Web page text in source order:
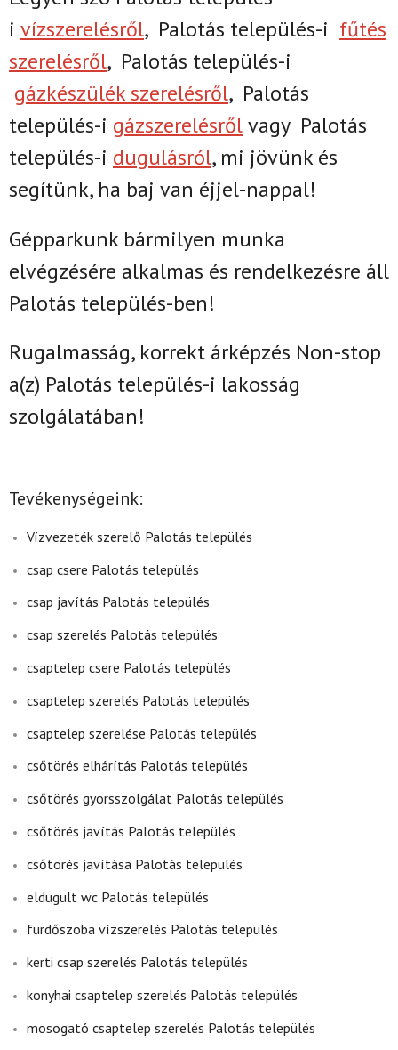
i vízszerelésről, Palotás település-i fűtés
szerelésről, Palotás település-i
gázkészülék szerelésről, Palotás
település-i gázszerelésrőlvagy Palotás
település-i dugulásról, mi jövünk és
segítünk, ha baj van éjjel-nappal!
Gépparkunk bármilyen munka
elvégzésére alkalmas és rendelkezésre áll
Palotás település-ben!
Rugalmasság, korrekt árképzés Non-stop
a(z) Palotás település-i lakosság
szolgálatában!
Tevékenységeink:
Vízvezeték szerelő Palotás település
csap csere Palotás település
csap javítás Palotás település
csap szerelés Palotás település
csaptelep csere Palotás település
csaptelep szerelés Palotás település
csaptelep szerelése Palotás település
csőtörés elhárítás Palotás település
csőtörés gyorsszolgálat Palotás település
csőtörés javítás Palotás település
csőtörés javítása Palotás település
eldugult wc Palotás település
fürdőszoba vízszerelés Palotás település
kerti csap szerelés Palotás település
konyhai csaptelep szerelés Palotás település
mosogató csaptelep szerelés Palotás település